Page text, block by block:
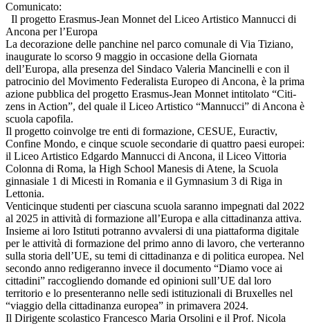
Comunicato:
Il progetto Erasmus-Jean Monnet del Liceo Artistico Mannucci di
Ancona per l’Europa
La decorazione delle panchine nel parco comunale di Via Tiziano,
inaugurate lo scorso 9 maggio in occasione della Giornata
dell’Europa, alla presenza del Sindaco Valeria Mancinelli e con il
patrocinio del Movimento Federalista Europeo di Ancona, è la prima
azione pubblica del progetto Erasmus-Jean Monnet intitolato “Citi-
zens in Action”, del quale il Liceo Artistico “Mannucci” di Ancona è
scuola capofila.
Il progetto coinvolge tre enti di formazione, CESUE, Euractiv,
Confine Mondo, e cinque scuole secondarie di quattro paesi europei:
il Liceo Artistico Edgardo Mannucci di Ancona, il Liceo Vittoria
Colonna di Roma, la High School Manesis di Atene, la Scuola
ginnasiale 1 di Micesti in Romania e il Gymnasium 3 di Riga in
Lettonia.
Venticinque studenti per ciascuna scuola saranno impegnati dal 2022
al 2025 in attività di formazione all’Europa e alla cittadinanza attiva.
Insieme ai loro Istituti potranno avvalersi di una piattaforma digitale
per le attività di formazione del primo anno di lavoro, che verteranno
sulla storia dell’UE, su temi di cittadinanza e di politica europea. Nel
secondo anno redigeranno invece il documento “Diamo voce ai
cittadini” raccogliendo domande ed opinioni sull’UE dal loro
territorio e lo presenteranno nelle sedi istituzionali di Bruxelles nel
“viaggio della cittadinanza europea” in primavera 2024.
Il Dirigente scolastico Francesco Maria Orsolini e il Prof. Nicola